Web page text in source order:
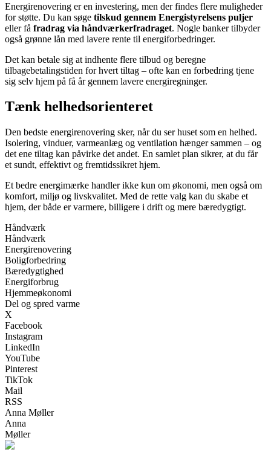
Energirenovering er en investering, men der findes flere muligheder
for støtte. Du kan søge tilskud gennem Energistyrelsens puljer
eller få fradrag via håndværkerfradraget. Nogle banker tilbyder
også grønne lån med lavere rente til energiforbedringer.
Det kan betale sig at indhente flere tilbud og beregne
tilbagebetalingstiden for hvert tiltag – ofte kan en forbedring tjene
sig selv hjem på få år gennem lavere energiregninger.
Tænk helhedsorienteret
Den bedste energirenovering sker, når du ser huset som en helhed.
Isolering, vinduer, varmeanlæg og ventilation hænger sammen – og
det ene tiltag kan påvirke det andet. En samlet plan sikrer, at du får
et sundt, effektivt og fremtidssikret hjem.
Et bedre energimærke handler ikke kun om økonomi, men også om
komfort, miljø og livskvalitet. Med de rette valg kan du skabe et
hjem, der både er varmere, billigere i drift og mere bæredygtigt.
Håndværk
Håndværk
Energirenovering
Boligforbedring
Bæredygtighed
Energiforbrug
Hjemmeøkonomi
Del og spred varme
X
Facebook
Instagram
LinkedIn
YouTube
Pinterest
TikTok
Mail
RSS
Anna Møller
Anna
Møller